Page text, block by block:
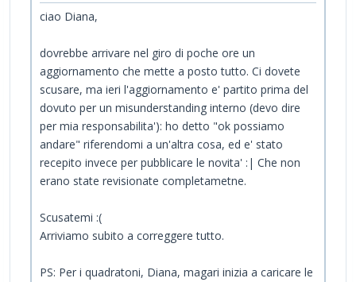
ciao Diana,
dovrebbe arrivare nel giro di poche ore un
aggiornamento che mette a posto tutto. Ci dovete
scusare, ma ieri l'aggiornamento e' partito prima del
dovuto per un misunderstanding interno (devo dire
per mia responsabilita'): ho detto "ok possiamo
andare" riferendomi a un'altra cosa, ed e' stato
recepito invece per pubblicare le novita' :| Che non
erano state revisionate completametne.
Scusatemi :(
Arriviamo subito a correggere tutto.
PS: Per i quadratoni, Diana, magari inizia a caricare le